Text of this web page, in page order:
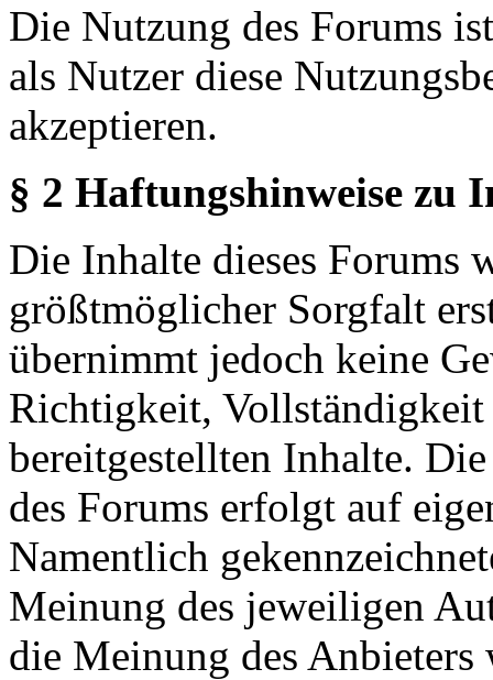
Die Nutzung des Forums
als Nutzer diese
akzeptieren.
§ 2 Haftungshinweise zu
Die Inhalte dieses Forums
größtmöglicher Sorgfalt
übernimmt jedoch keine
Richtigkeit,
bereitgestellten Inhalte.
des Forums erfolgt auf
Namentlich
Meinung des jeweiligen
die Meinung des Anbieters